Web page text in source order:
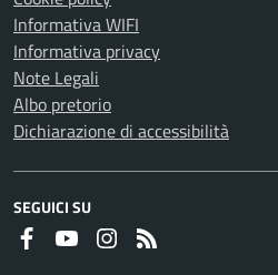
Informativa WIFI
Informativa privacy
Note Legali
Albo pretorio
Dichiarazione di accessibilità
SEGUICI SU
FaceboookYoutubeInstagram